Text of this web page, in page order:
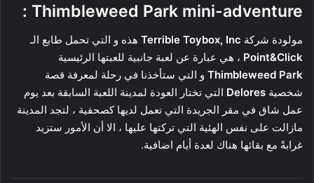
Thimbleweed Park mini-adventure
:
مولودة شركة Terrible Toybox, Inc هذه و التي تحمل طابع الـ
Point&Click ، هي عبارة عن لعبة جانبية للعبتها الرئيسية
Thimbleweed Park و التي ستأخذنا في رحلة لمعرفة قصة
شخصية Delores التي تختار العودة لمدينة اللعبة السابقة بعد يوم
عمل شاق في مقر الجريدة التي تعمل لديها كصحفية ، لتجد المدينة
مازالت على نفس الهئية التي تركتها عليها ، الا أن الأمور ستزيد
غرابةً مع بقائها هناك لعدة أيام اضافية.